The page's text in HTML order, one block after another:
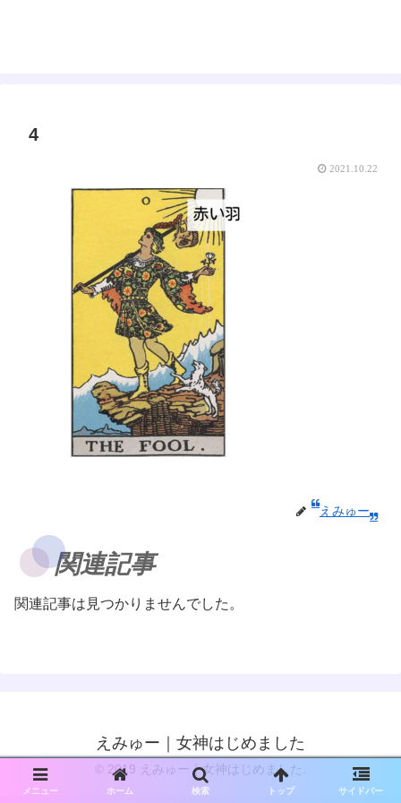
4
2021.10.22
えみゅー
関連記事
関連記事は見つかりませんでした。
えみゅー｜女神はじめました
© 2019 えみゅー｜女神はじめました.
メニュー ホーム 検索 トップ サイドバー